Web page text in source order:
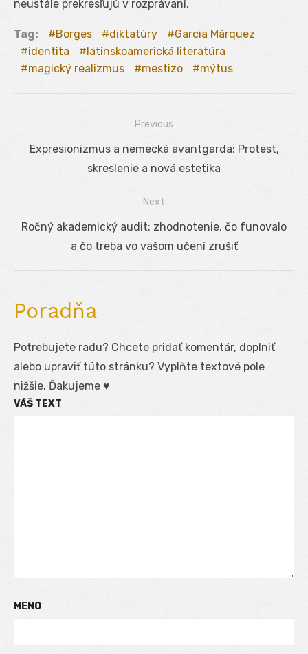
neustále prekresľujú v rozprávaní.
Tag: Borges diktatúry
Garcia Márquez
identita
latinskoamerická literatúra
magický realizmus
mestizo mýtus
Navigácia
Previous
Previous
Expresionizmus a nemecká avantgarda: Protest,
skreslenie a nová estetika
Next
Next
Ročný akademický audit: zhodnotenie, čo funovalo
a čo treba vo vašom učení zrušiť
Poradňa
Potrebujete radu? Chcete pridať komentár, doplniť
alebo upraviť túto stránku? Vyplňte textové pole
nižšie. Ďakujeme ♥
VÁŠ TEXT
MENO